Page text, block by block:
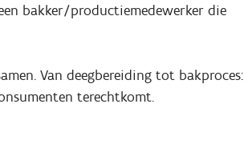
bakker/productiemedewerker die
Van deegbereiding tot bakproces:
terechtkomt.